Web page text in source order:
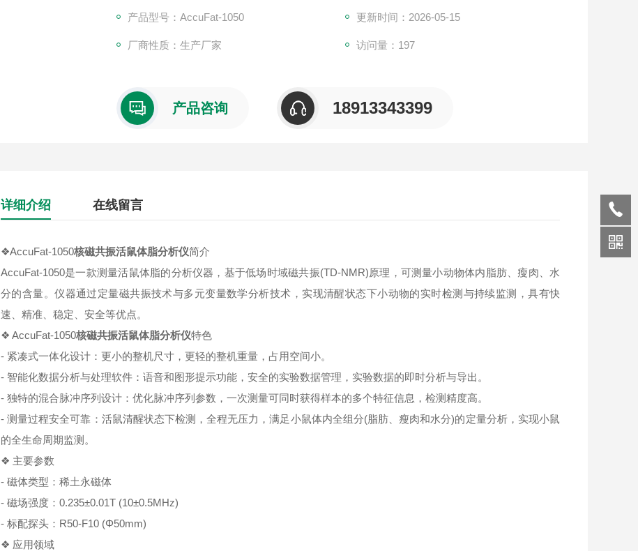
产品型号：AccuFat-1050 更新时间：2026-05-15
厂商性质：生产厂家 访问量：197
产品咨询 18913343399
详细介绍 在线留言
❖AccuFat-1050核磁共振活鼠体脂分析仪简介
AccuFat-1050是一款测量活鼠体脂的分析仪器，基于低场时域磁共振(TD-NMR)原理，可测量小动物体内脂肪、瘦肉、水
分的含量。仪器通过定量磁共振技术与多元变量数学分析技术，实现清醒状态下小动物的实时检测与持续监测，具有快
速、精准、稳定、安全等优点。
❖ AccuFat-1050核磁共振活鼠体脂分析仪特色
- 紧凑式一体化设计：更小的整机尺寸，更轻的整机重量，占用空间小。
- 智能化数据分析与处理软件：语音和图形提示功能，安全的实验数据管理，实验数据的即时分析与导出。
- 独特的混合脉冲序列设计：优化脉冲序列参数，一次测量可同时获得样本的多个特征信息，检测精度高。
- 测量过程安全可靠：活鼠清醒状态下检测，全程无压力，满足小鼠体内全组分(脂肪、瘦肉和水分)的定量分析，实现小鼠
的全生命周期监测。
❖ 主要参数
- 磁体类型：稀土永磁体
- 磁场强度：0.235±0.01T (10±0.5MHz)
- 标配探头：R50-F10 (Φ50mm)
❖ 应用领域